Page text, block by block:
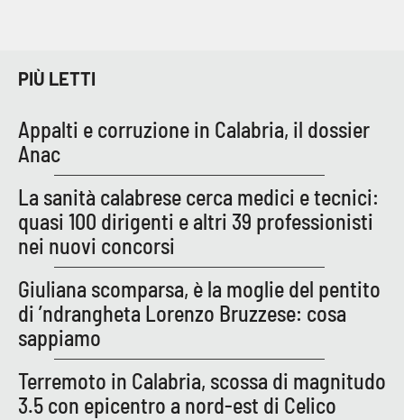
PIÙ LETTI
Appalti e corruzione in Calabria, il dossier
Anac
La sanità calabrese cerca medici e tecnici:
quasi 100 dirigenti e altri 39 professionisti
nei nuovi concorsi
Giuliana scomparsa, è la moglie del pentito
di ’ndrangheta Lorenzo Bruzzese: cosa
sappiamo
Terremoto in Calabria, scossa di magnitudo
3.5 con epicentro a nord-est di Celico